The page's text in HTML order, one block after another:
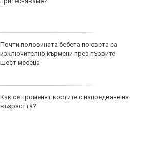
Почти половината бебета по света са
изключително кърмени през първите
шест месеца
Как се променят костите с напредване на
възрастта?